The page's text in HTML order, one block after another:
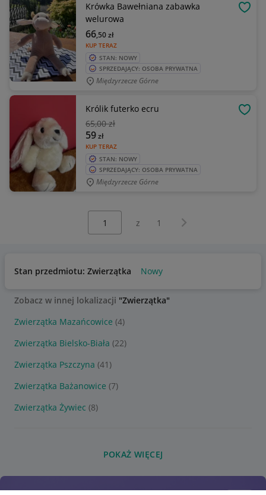
Krówka Bawełniana zabawka
welurowa
KUP TERAZ
66,50zł
STAN: NOWY
SPRZEDAJĄCY: OSOBA PRYWATNA
Międzyrzecze Górne
Królik futerko ecru
65,00 zł
KUP TERAZ
59zł
STAN: NOWY
SPRZEDAJĄCY: OSOBA PRYWATNA
Międzyrzecze Górne
z 1 Następna strona
Stan przedmiotu: Zwierzątka Nowy
Zobacz w innej lokalizacji "Zwierzątka"
Zwierzątka Mazańcowice (4)
Zwierzątka Bielsko-Biała (22)
Zwierzątka Pszczyna (41)
Zwierzątka Bażanowice (7)
Zwierzątka Żywiec (8)
POKAŻ WIĘCEJ